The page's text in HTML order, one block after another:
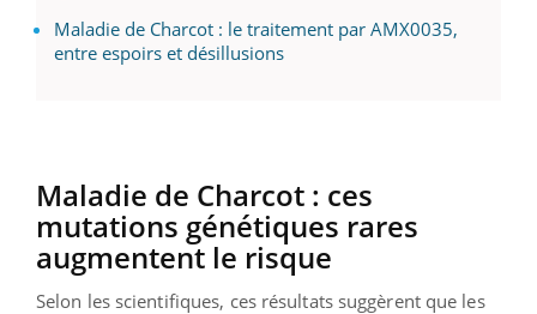
Maladie de Charcot : le traitement par AMX0035,
entre espoirs et désillusions
Maladie de Charcot : ces
mutations génétiques rares
augmentent le risque
Selon les scientifiques, ces résultats suggèrent que les